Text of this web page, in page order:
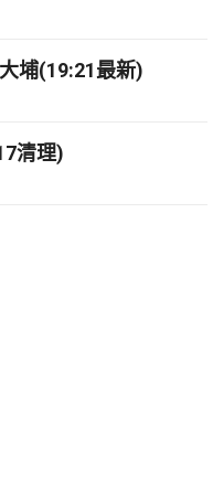
埔(19:21最新)
清理)